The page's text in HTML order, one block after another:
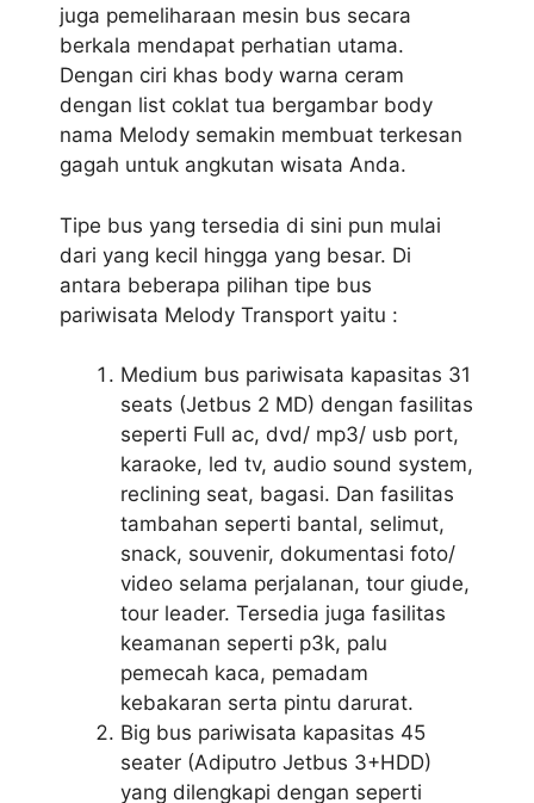
juga pemeliharaan mesin bus secara
berkala mendapat perhatian utama.
Dengan ciri khas body warna ceram
dengan list coklat tua bergambar body
nama Melody semakin membuat terkesan
gagah untuk angkutan wisata Anda.
Tipe bus yang tersedia di sini pun mulai
dari yang kecil hingga yang besar. Di
antara beberapa pilihan tipe bus
pariwisata Melody Transport yaitu :
Medium bus pariwisata kapasitas 31
seats (Jetbus 2 MD) dengan fasilitas
seperti Full ac, dvd/ mp3/ usb port,
karaoke, led tv, audio sound system,
reclining seat, bagasi. Dan fasilitas
tambahan seperti bantal, selimut,
snack, souvenir, dokumentasi foto/
video selama perjalanan, tour giude,
tour leader. Tersedia juga fasilitas
keamanan seperti p3k, palu
pemecah kaca, pemadam
kebakaran serta pintu darurat.
Big bus pariwisata kapasitas 45
seater (Adiputro Jetbus 3+HDD)
yang dilengkapi dengan seperti